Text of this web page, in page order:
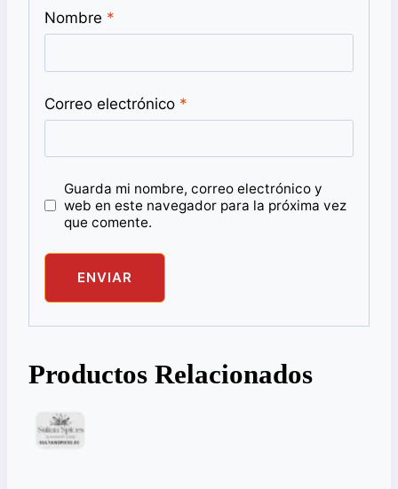
Nombre *
Correo electrónico *
Guarda mi nombre, correo electrónico y
web en este navegador para la próxima vez
que comente.
Productos Relacionados